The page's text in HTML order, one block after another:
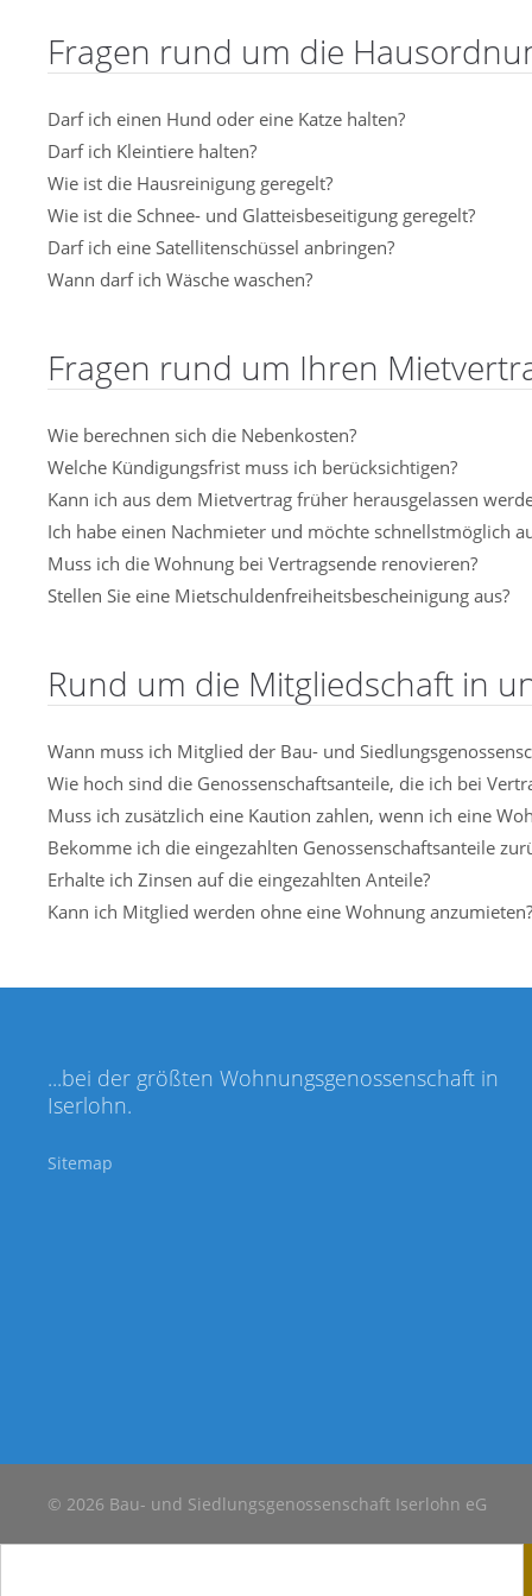
Fragen rund um die
Darf ich einen Hund oder eine Katze halten?
Darf ich Kleintiere halten?
Wie ist die Hausreinigung geregelt?
Wie ist die Schnee- und Glatteisbeseitigung geregelt?
Darf ich eine Satellitenschüssel anbringen?
Wann darf ich Wäsche waschen?
Fragen rund um Ihren
Wie berechnen sich die Nebenkosten?
Welche Kündigungsfrist muss ich berücksichtigen?
Kann ich aus dem Mietvertrag früher herausgelassen
Ich habe einen Nachmieter und möchte schnellstmöglich
Muss ich die Wohnung bei Vertragsende renovieren?
Stellen Sie eine Mietschuldenfreiheitsbescheinigung aus?
Rund um die Mitgliedschaft in
Wann muss ich Mitglied der Bau- und
Wie hoch sind die Genossenschaftsanteile, die ich bei
Muss ich zusätzlich eine Kaution zahlen, wenn ich eine
Bekomme ich die eingezahlten Genossenschaftsanteile
Erhalte ich Zinsen auf die eingezahlten Anteile?
Kann ich Mitglied werden ohne eine Wohnung anzumieten?
...bei der größten Wohnungsgenossenschaft in
Iserlohn.
Sitemap
© 2026 Bau- und Siedlungsgenossenschaft Iserlohn eG